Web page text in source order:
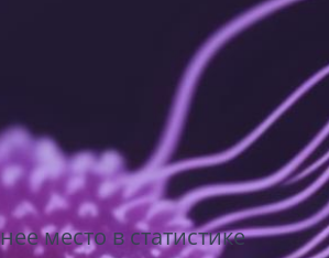
место в статистике